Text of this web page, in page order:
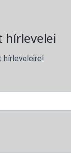
hírlevelei
hírleveleire!